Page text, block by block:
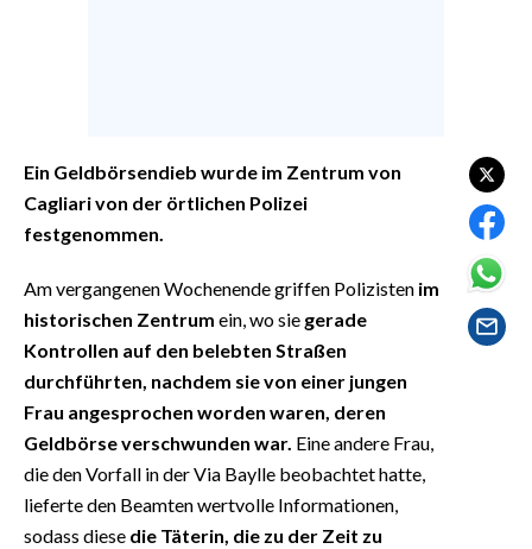
NOTIZIE
EVENTI
INSULARITÀ
INFO AZIENDE
Ein Geldbörsendieb wurde im Zentrum von
Cagliari von der örtlichen Polizei
festgenommen.
Am vergangenen Wochenende griffen Polizisten im
historischen Zentrum ein, wo sie gerade
Kontrollen auf den belebten Straßen
durchführten, nachdem sie von einer jungen
Frau angesprochen worden waren, deren
Geldbörse verschwunden war. Eine andere Frau,
die den Vorfall in der Via Baylle beobachtet hatte,
lieferte den Beamten wertvolle Informationen,
sodass diese die Täterin, die zu der Zeit zu